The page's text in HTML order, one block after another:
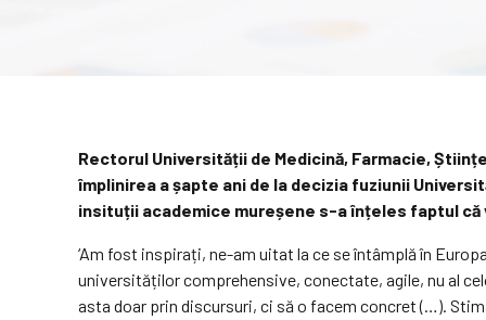
Rectorul Universității de Medicină, Farmacie,
împlinirea a șapte ani de la decizia fuziunii
insituții academice mureșene s-a înțeles faptul
‘Am fost inspirați, ne-am uitat la ce se întâmplă în
universităților comprehensive, conectate, agile, nu al
asta doar prin discursuri, ci să o facem concret (…).